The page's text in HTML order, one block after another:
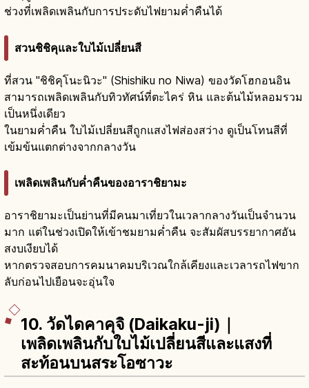
ช่วงที่เพลิดเพลินกับการประดับไฟยามค่ำคืนได้
สวนชิชิคุและใบไม้เปลี่ยนสี
ที่สวน "ชิชิคุโนะนิวะ" (Shishiku no Niwa) ของวัดโฮกอนอิน
สามารถเพลิดเพลินกับทิวทัศน์ที่ตะไคร่ หิน และต้นไม้หลอมรวม
เป็นหนึ่งเดียว
ในยามค่ำคืน ใบไม้เปลี่ยนสีถูกแสงไฟส่องสว่าง ดูเป็นโทนสีที่
เข้มข้นแตกต่างจากกลางวัน
เพลิดเพลินกับค่ำคืนของอาราชิยามะ
อาราชิยามะเป็นย่านที่มีคนมาเที่ยวในเวลากลางวันเป็นจำนวน
มาก แต่ในช่วงเปิดให้เข้าชมยามค่ำคืน จะสัมผัสบรรยากาศอัน
สงบเงียบได้
หากตรวจสอบการคมนาคมบริเวณใกล้เคียงและเวลารถไฟขาก
ลับก่อนไปเยือนจะอุ่นใจ
10. วัดไดคาคุจิ (Daikaku-ji)｜
เพลิดเพลินกับใบไม้เปลี่ยนสีและแสงที่
สะท้อนบนสระโอซาวะ